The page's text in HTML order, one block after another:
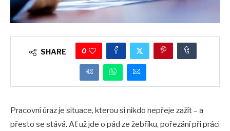
SHARE 0
Pracovní úraz je situace, kterou si nikdo nepřeje zažít – a
přesto se stává. Ať už jde o pád ze žebříku, pořezání při práci